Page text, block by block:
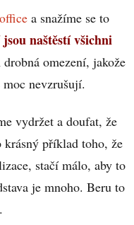
a snažíme se to
naštěstí všichni
omezení, jakože
nevzrušují.
vydržet a doufat, že
krásný příklad toho, že
stačí málo, aby to
je mnoho. Beru to